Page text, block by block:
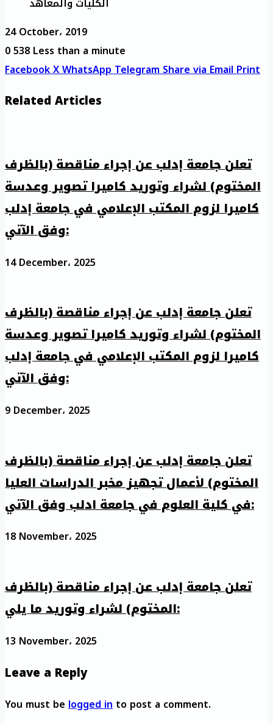
24 October، 2019
0538Less than a minute
FacebookXWhatsAppTelegramShare via EmailPrint
Related Articles
تعلن جامعة إدلب عن إجراء مناقصة (بالظرف
المختوم) لشراء وتوريد كاميرا تصوير وعدسة
كاميرا لزوم المكتب الإعلامي في جامعة إدلب
وفق الآتي:
14 December، 2025
تعلن جامعة إدلب عن إجراء مناقصة (بالظرف
المختوم) لشراء وتوريد كاميرا تصوير وعدسة
كاميرا لزوم المكتب الإعلامي في جامعة إدلب
وفق الآتي:
9 December، 2025
تعلن جامعة إدلب عن إجراء مناقصة (بالظرف
المختوم) لأعمال تجهيز مخبر الدراسات العليا
في كلية العلوم في جامعة ادلب وفق الآتي:
18 November، 2025
تعلن جامعة إدلب عن إجراء مناقصة (بالظرف
المختوم) لشراء وتوريد ما يلي:
13 November، 2025
Leave a Reply
You must belogged into post a comment.